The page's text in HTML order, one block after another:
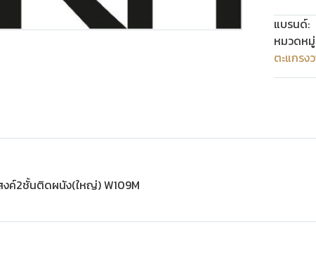
แบรนด์:
หมวดห
ตะแกรง
งค์2ชั้นติดผนัง(ใหญ่) W109M